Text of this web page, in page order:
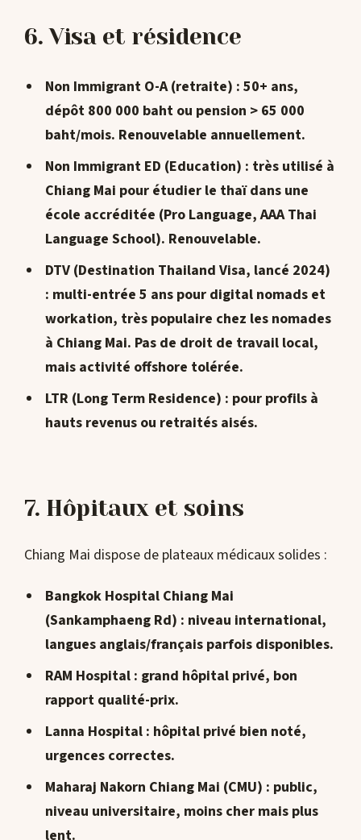
6. Visa et résidence
Non Immigrant O-A (retraite) : 50+ ans,
dépôt 800 000 baht ou pension > 65 000
baht/mois. Renouvelable annuellement.
Non Immigrant ED (Education) : très utilisé à
Chiang Mai pour étudier le thaï dans une
école accréditée (Pro Language, AAA Thai
Language School). Renouvelable.
DTV (Destination Thailand Visa, lancé 2024)
: multi-entrée 5 ans pour digital nomads et
workation, très populaire chez les nomades
à Chiang Mai. Pas de droit de travail local,
mais activité offshore tolérée.
LTR (Long Term Residence) : pour profils à
hauts revenus ou retraités aisés.
7. Hôpitaux et soins
Chiang Mai dispose de plateaux médicaux solides :
Bangkok Hospital Chiang Mai
(Sankamphaeng Rd) : niveau international,
langues anglais/français parfois disponibles.
RAM Hospital: grand hôpital privé, bon
rapport qualité-prix.
Lanna Hospital: hôpital privé bien noté,
urgences correctes.
Maharaj Nakorn Chiang Mai (CMU) : public,
niveau universitaire, moins cher mais plus
lent.